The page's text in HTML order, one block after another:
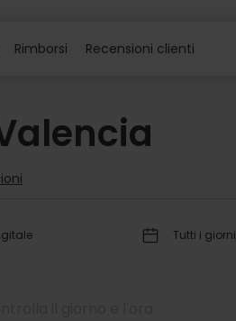
Rimborsi Recensioni clienti
Tutti i giorni